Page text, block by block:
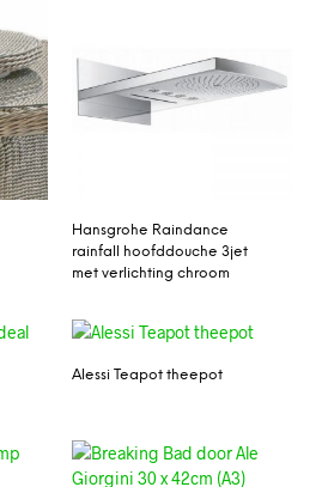
Hansgrohe Raindance
rainfall hoofddouche 3jet
met verlichting chroom
Alessi Teapot theepot